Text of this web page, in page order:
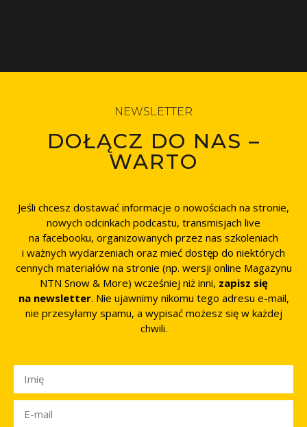
NEWSLETTER
DOŁĄCZ DO NAS –
WARTO
Jeśli chcesz dostawać informacje o nowościach na stronie,
nowych odcinkach podcastu, transmisjach live
na facebooku, organizowanych przez nas szkoleniach
i ważnych wydarzeniach oraz mieć dostęp do niektórych
cennych materiałów na stronie (np. wersji online Magazynu
NTN Snow & More) wcześniej niż inni, zapisz się
na newsletter. Nie ujawnimy nikomu tego adresu e-mail,
nie przesyłamy spamu, a wypisać możesz się w każdej
chwili.